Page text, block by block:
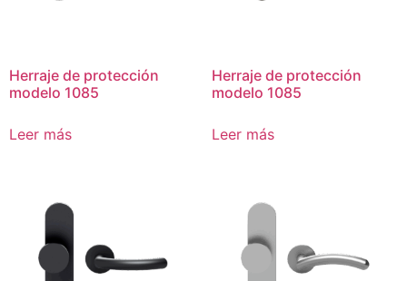
Herraje de protección
modelo 1085
Leer más
Herraje de protección
modelo 1085
Leer más